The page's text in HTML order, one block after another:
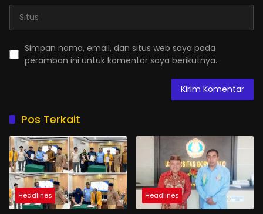
Simpan nama, email, dan situs web saya pada
peramban ini untuk komentar saya berikutnya.
Pos Terkait
Headlines Headlines